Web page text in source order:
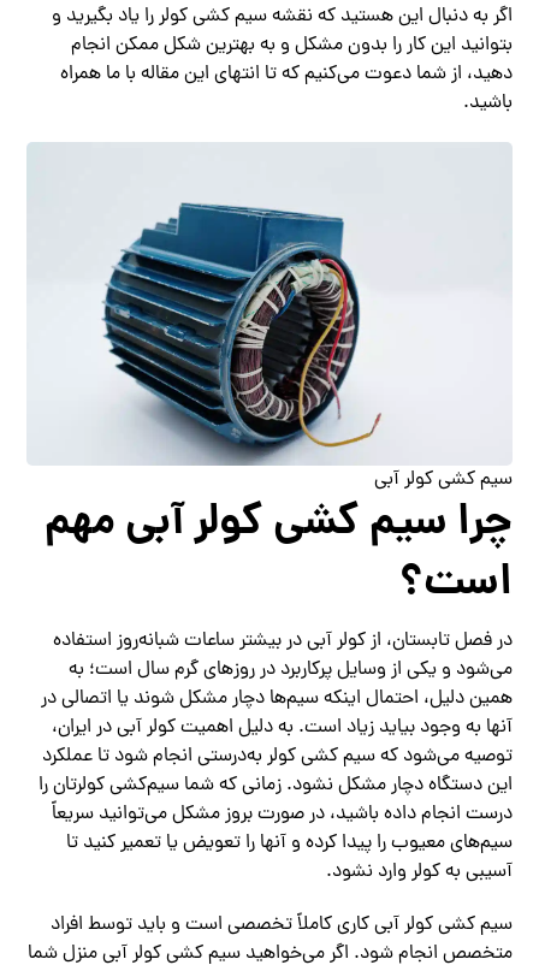
اگر به دنبال این هستید که نقشه سیم کشی کولر را یاد بگیرید و
بتوانید این کار را بدون مشکل و به بهترین شکل ممکن انجام
دهید، از شما دعوت می‌کنیم که تا انتهای این مقاله با ما همراه
باشید.
سیم کشی کولر آبی
چرا سیم کشی کولر آبی مهم
است؟
در فصل تابستان، از کولر آبی در بیشتر ساعات شبانه‌روز استفاده
می‌شود و یکی از وسایل پرکاربرد در روزهای گرم سال است؛ به
همین دلیل، احتمال اینکه سیم‌ها دچار مشکل شوند یا اتصالی در
آنها به وجود بیاید زیاد است. به دلیل اهمیت کولر آبی در ایران،
توصیه می‌شود که سیم کشی کولر به‌درستی انجام شود تا عملکرد
این دستگاه دچار مشکل نشود. زمانی که شما سیم‌کشی کولرتان را
درست انجام داده باشید، در صورت بروز مشکل می‌توانید سریعاً
سیم‌های معیوب را پیدا کرده و آنها را تعویض یا تعمیر کنید تا
آسیبی به کولر وارد نشود.
سیم کشی کولر آبی کاری کاملاً تخصصی است و باید توسط افراد
متخصص انجام شود. اگر می‌خواهید سیم کشی کولر آبی منزل شما